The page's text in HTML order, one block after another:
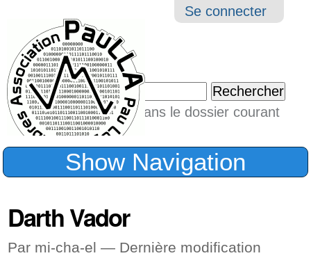
Outils
Se connecter
Chercher par
Seulement dans le dossier courant
Recherche
Show Navigation
Darth Vador
Par mi-cha-el — Dernière modification